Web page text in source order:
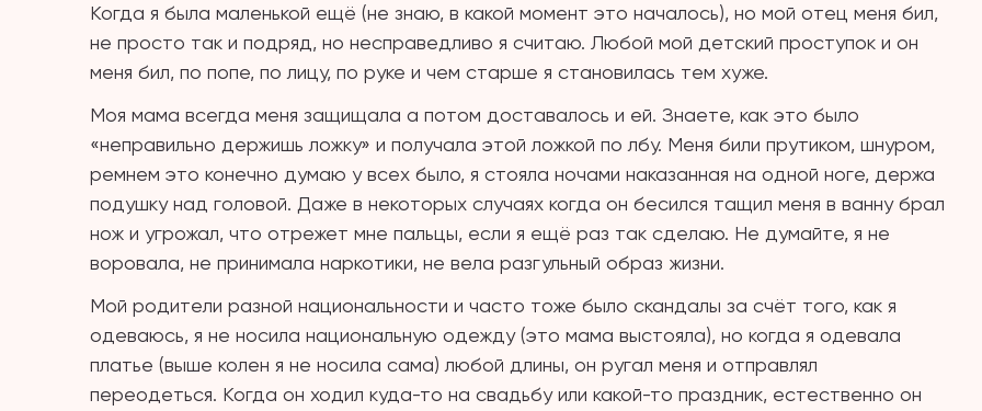
Когда я была маленькой ещё (не знаю, в какой момент это началось), но мой отец меня бил,
не просто так и подряд, но несправедливо я считаю. Любой мой детский проступок и он
меня бил, по попе, по лицу, по руке и чем старше я становилась тем хуже.
Моя мама всегда меня защищала а потом доставалось и ей. Знаете, как это было
«неправильно держишь ложку» и получала этой ложкой по лбу. Меня били прутиком, шнуром,
ремнем это конечно думаю у всех было, я стояла ночами наказанная на одной ноге, держа
подушку над головой. Даже в некоторых случаях когда он бесился тащил меня в ванну брал
нож и угрожал, что отрежет мне пальцы, если я ещё раз так сделаю. Не думайте, я не
воровала, не принимала наркотики, не вела разгульный образ жизни.
Мой родители разной национальности и часто тоже было скандалы за счёт того, как я
одеваюсь, я не носила национальную одежду (это мама выстояла), но когда я одевала
платье (выше колен я не носила сама) любой длины, он ругал меня и отправлял
переодеться. Когда он ходил куда-то на свадьбу или какой-то праздник, естественно он